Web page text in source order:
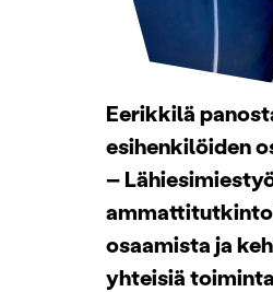
Eerikkilä
esihenkilöiden
–
osaamista ja
yhteisiä